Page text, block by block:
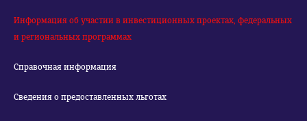
Информация об участии в инвестиционных проектах, федеральных
и региональных программах
Справочная информация
Сведения о предоставленных льготах